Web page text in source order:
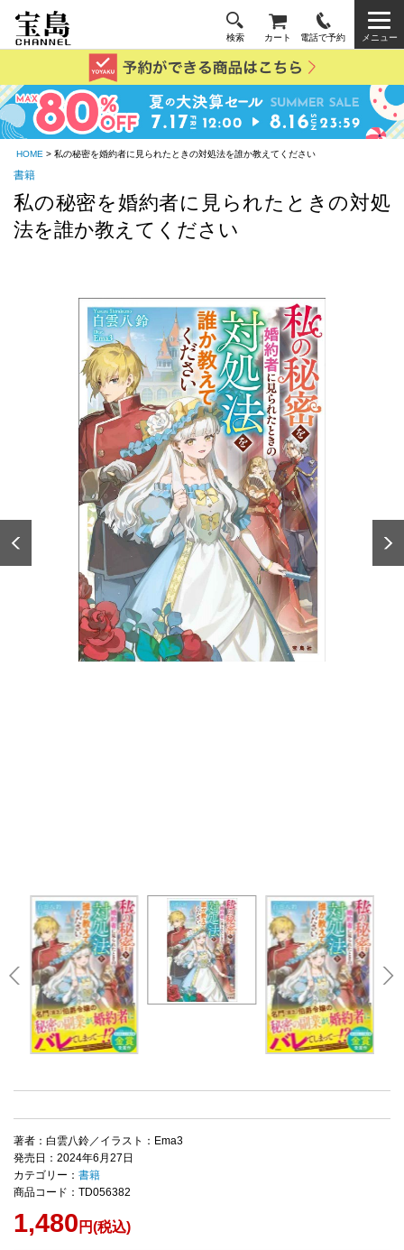
検索 カート 電話で予約 メニュー
HOME > 私の秘密を婚約者に見られたときの対処法を誰か教えてください
書籍
私の秘密を婚約者に見られたときの対処
法を誰か教えてください
著者：白雲八鈴／イラスト：Ema3
発売日：2024年6月27日
カテゴリー： 書籍
商品コード：TD056382
1,480 円(税込)